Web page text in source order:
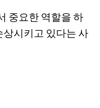
중요한 역할을 하
시키고 있다는 사